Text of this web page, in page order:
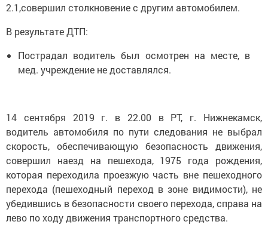
2.1,совершил столкновение с другим автомобилем.
В результате ДТП:
Пострадал водитель был осмотрен на месте, в
мед. учреждение не доставлялся.
14 сентября 2019 г. в 22.00 в РТ, г. Нижнекамск,
водитель автомобиля по пути следования не выбрал
скорость, обеспечивающую безопасность движения,
совершил наезд на пешехода, 1975 года рождения,
которая переходила проезжую часть вне пешеходного
перехода (пешеходный переход в зоне видимости), не
убедившись в безопасности своего перехода, справа на
лево по ходу движения транспортного средства.